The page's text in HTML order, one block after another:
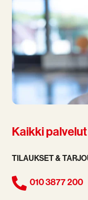
Kaikki
TILAUKSET &
010 3877 200